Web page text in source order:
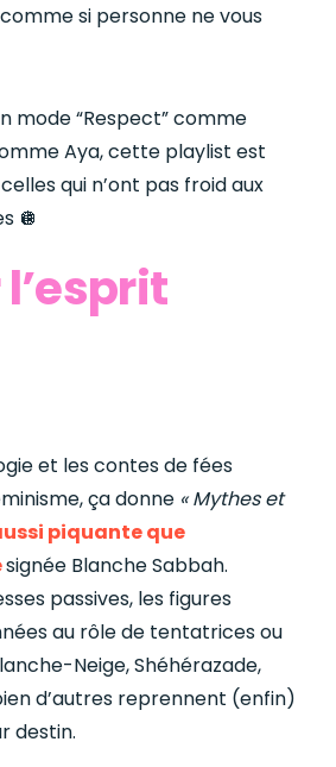
si personne ne vous
mode “Respect” comme
Aya, cette playlist est
qui n’ont pas froid aux
🪩
et les contes de fées
ça donne « Mythes et
piquante que
signée Blanche Sabbah.
passives, les figures
au rôle de tentatrices ou
Neige, Shéhérazade,
d’autres reprennent (enfin)
destin.